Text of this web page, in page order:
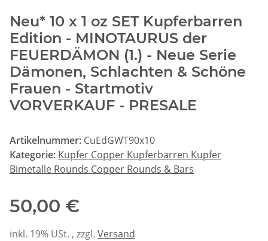
Neu* 10 x 1 oz SET Kupferbarren
Edition - MINOTAURUS der
FEUERDÄMON (1.) - Neue Serie
Dämonen, Schlachten & Schöne
Frauen - Startmotiv
VORVERKAUF - PRESALE
Artikelnummer: CuEdGWT90x10
Kategorie: Kupfer Copper Kupferbarren Kupfer
Bimetalle Rounds Copper Rounds & Bars
50,00 €
inkl. 19% USt. , zzgl. Versand